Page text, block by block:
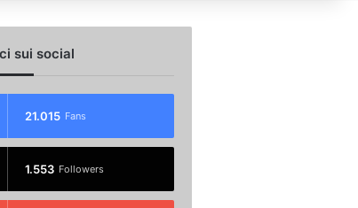
sui social
21.015 Fans
1.553 Followers